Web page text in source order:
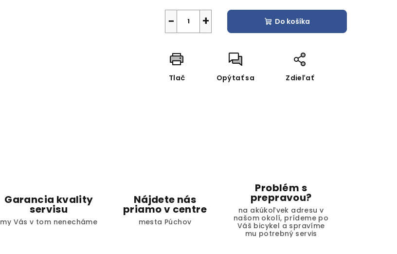
+
− Do košíka
Tlač Opýtať sa Zdieľať
Garancia kvality
servisu
my Vás v tom nenecháme
Nájdete nás
priamo v centre
mesta Púchov
Problém s
prepravou?
na akúkoľvek adresu v
našom okolí, prídeme po
Váš bicykel a spravíme
mu potrebný servis